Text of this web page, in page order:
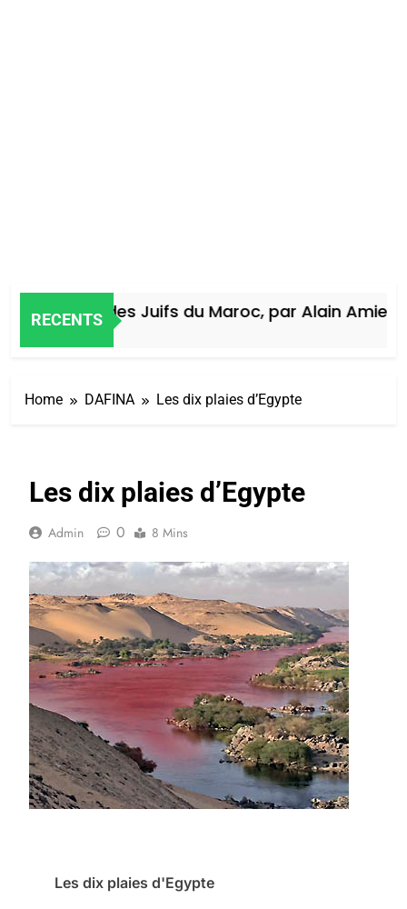
RECENTS
Histoire des Juifs du Maroc, par Alain Amiel
Home DAFINA Les dix plaies d’Egypte
Les dix plaies d’Egypte
Admin 0 8 Mins
Les dix plaies d'Egypte